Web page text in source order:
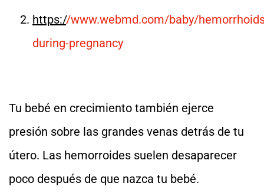
https://www.webmd.com/baby/
during-pregnancy
Tu bebé en crecimiento también ejerce
presión sobre las grandes venas detrás de tu
útero. Las hemorroides suelen desaparecer
poco después de que nazca tu bebé.